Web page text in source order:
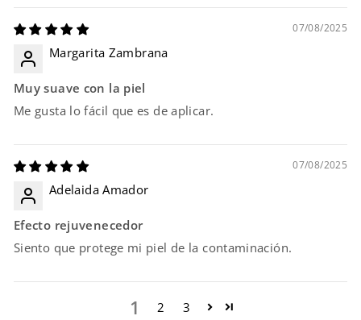
07/08/2025
Margarita Zambrana
Muy suave con la piel
Me gusta lo fácil que es de aplicar.
07/08/2025
Adelaida Amador
Efecto rejuvenecedor
Siento que protege mi piel de la contaminación.
1 2 3